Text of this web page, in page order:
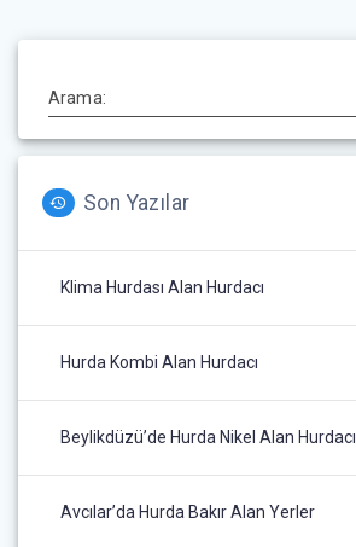
Arama:
Son Yazılar
Klima Hurdası Alan Hurdacı
Hurda Kombi Alan Hurdacı
Beylikdüzü’de Hurda Nikel Alan Hurdacı
Avcılar’da Hurda Bakır Alan Yerler